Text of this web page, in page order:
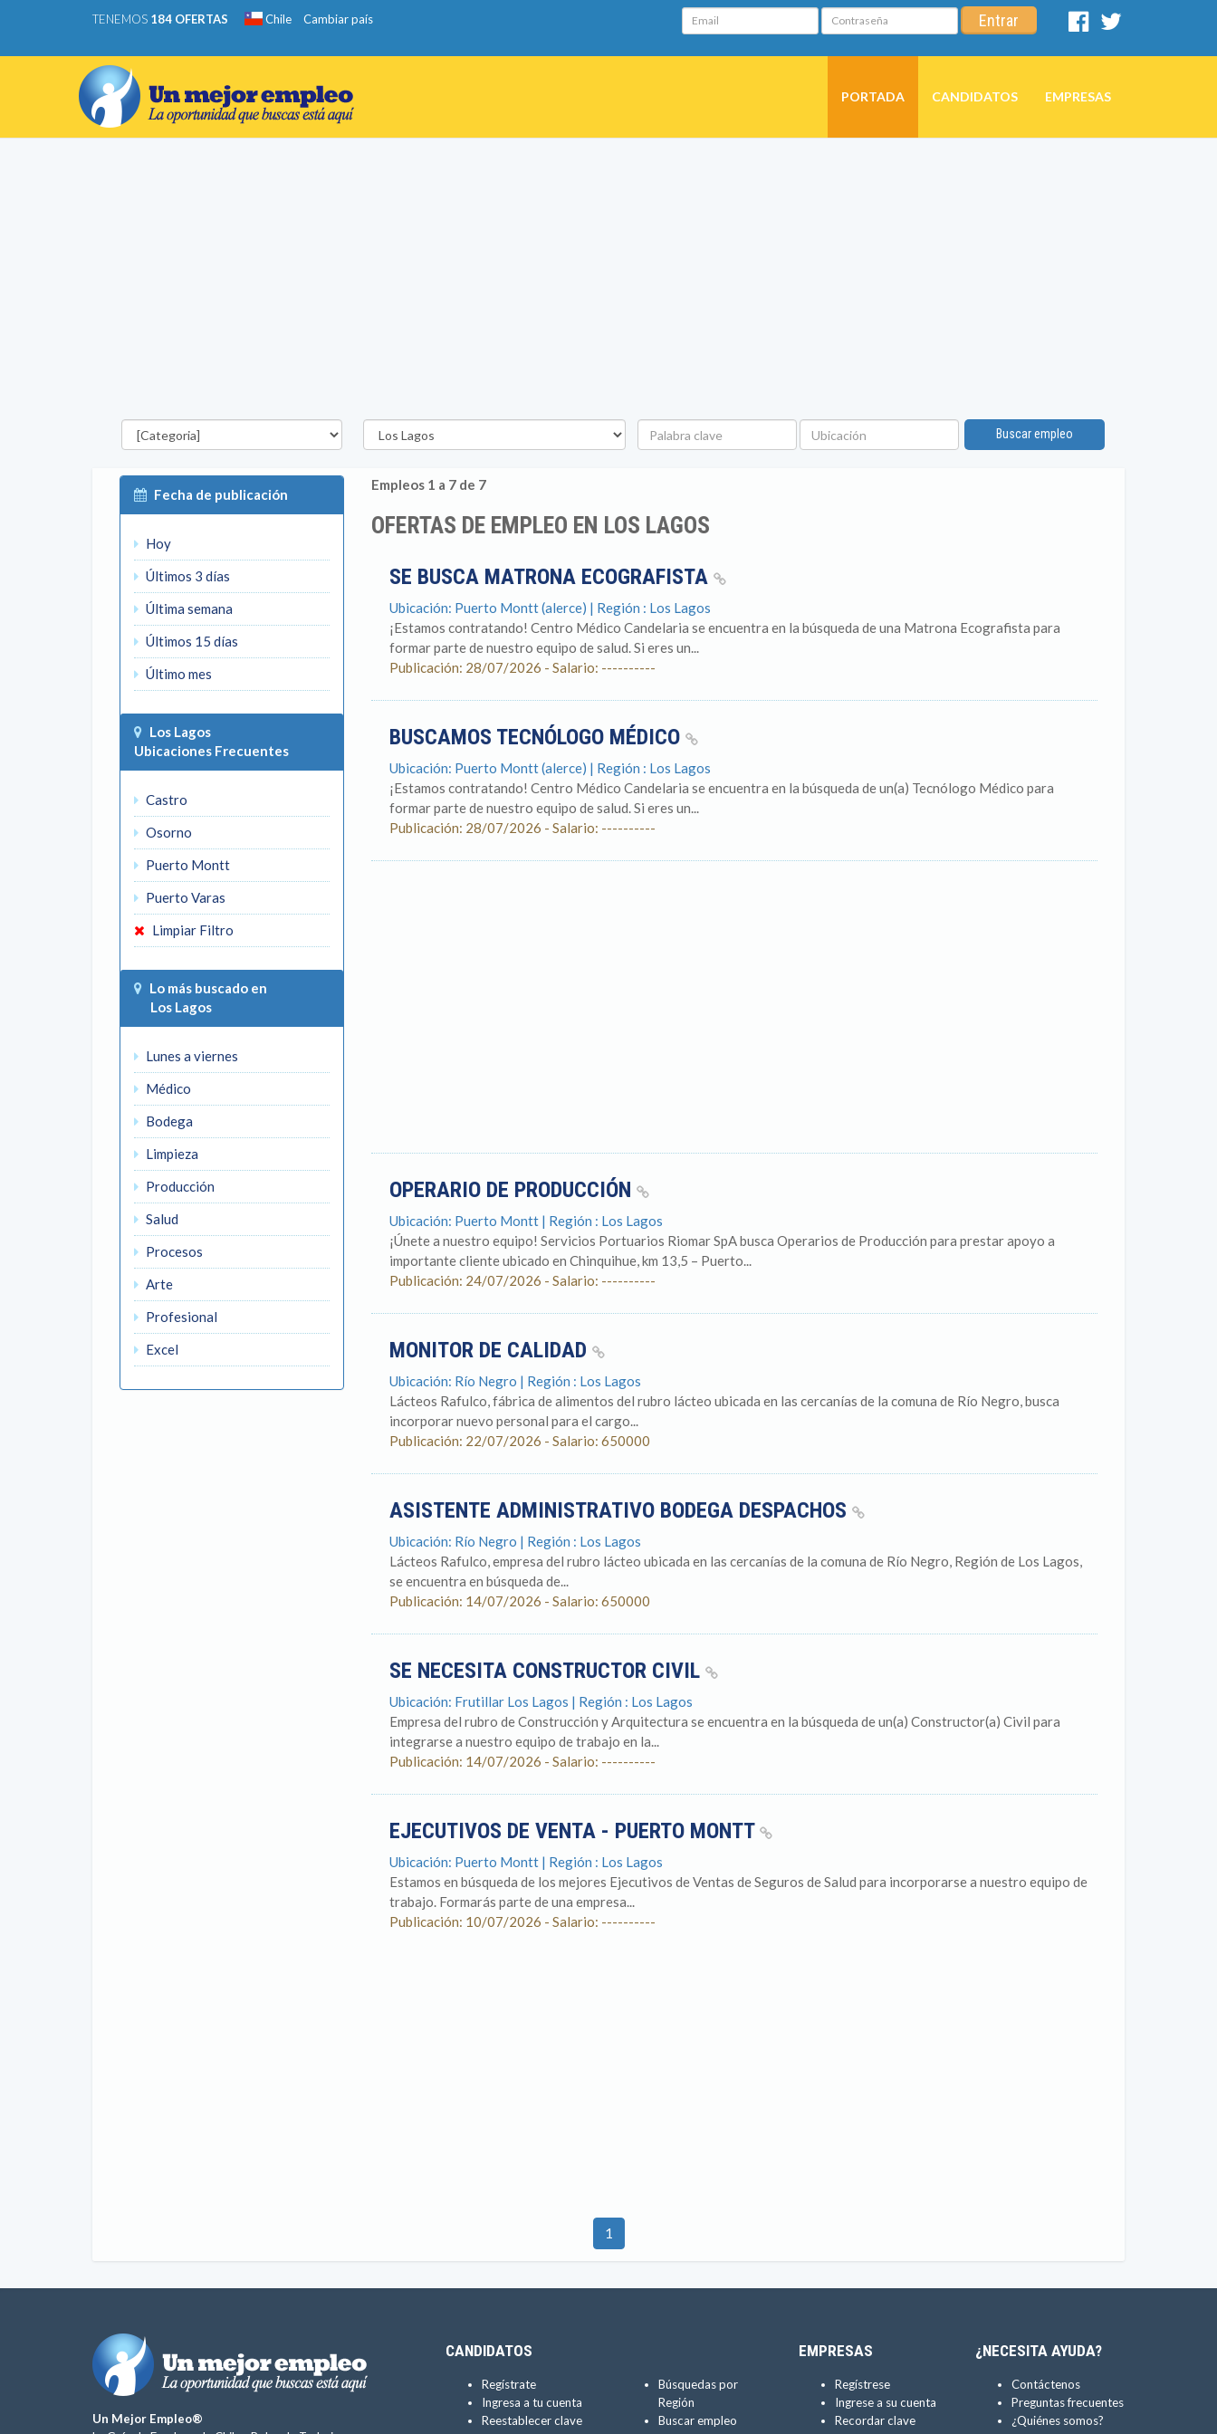
TENEMOS 184 OFERTAS Chile Cambiar país Email Contraseña Entrar
Facebook
PORTADA CANDIDATOS EMPRESAS
Categorías Región
Palabra
clave
Ubicación
Buscar empleo
Fecha de publicación
Hoy
Últimos 3 días
Última semana
Últimos 15 días
Último mes
Los Lagos
Ubicaciones Frecuentes
Castro
Osorno
Puerto Montt
Puerto Varas
Limpiar Filtro
Lo más buscado en
Los Lagos
Lunes a viernes
Médico
Bodega
Limpieza
Producción
Salud
Procesos
Arte
Profesional
Excel
Empleos 1 a 7 de 7
OFERTAS DE EMPLEO EN LOS LAGOS
SE BUSCA MATRONA ECOGRAFISTA
Ubicación: Puerto Montt (alerce) | Región : Los Lagos
¡Estamos contratando! Centro Médico Candelaria se encuentra en la búsqueda de una Matrona Ecografista para
formar parte de nuestro equipo de salud. Si eres un...
Publicación: 28/07/2026 - Salario: ----------
BUSCAMOS TECNÓLOGO MÉDICO
Ubicación: Puerto Montt (alerce) | Región : Los Lagos
¡Estamos contratando! Centro Médico Candelaria se encuentra en la búsqueda de un(a) Tecnólogo Médico para
formar parte de nuestro equipo de salud. Si eres un...
Publicación: 28/07/2026 - Salario: ----------
OPERARIO DE PRODUCCIÓN
Ubicación: Puerto Montt | Región : Los Lagos
¡Únete a nuestro equipo! Servicios Portuarios Riomar SpA busca Operarios de Producción para prestar apoyo a
importante cliente ubicado en Chinquihue, km 13,5 – Puerto...
Publicación: 24/07/2026 - Salario: ----------
MONITOR DE CALIDAD
Ubicación: Río Negro | Región : Los Lagos
Lácteos Rafulco, fábrica de alimentos del rubro lácteo ubicada en las cercanías de la comuna de Río Negro, busca
incorporar nuevo personal para el cargo...
Publicación: 22/07/2026 - Salario: 650000
ASISTENTE ADMINISTRATIVO BODEGA DESPACHOS
Ubicación: Río Negro | Región : Los Lagos
Lácteos Rafulco, empresa del rubro lácteo ubicada en las cercanías de la comuna de Río Negro, Región de Los Lagos,
se encuentra en búsqueda de...
Publicación: 14/07/2026 - Salario: 650000
SE NECESITA CONSTRUCTOR CIVIL
Ubicación: Frutillar Los Lagos | Región : Los Lagos
Empresa del rubro de Construcción y Arquitectura se encuentra en la búsqueda de un(a) Constructor(a) Civil para
integrarse a nuestro equipo de trabajo en la...
Publicación: 14/07/2026 - Salario: ----------
EJECUTIVOS DE VENTA - PUERTO MONTT
Ubicación: Puerto Montt | Región : Los Lagos
Estamos en búsqueda de los mejores Ejecutivos de Ventas de Seguros de Salud para incorporarse a nuestro equipo de
trabajo. Formarás parte de una empresa...
Publicación: 10/07/2026 - Salario: ----------
1
Un Mejor Empleo®
CANDIDATOS
Regístrate
Ingresa a tu cuenta
Reestablecer clave
Búsquedas por
Región
Buscar empleo
EMPRESAS
Regístrese
Ingrese a su cuenta
Recordar clave
¿NECESITA AYUDA?
Contáctenos
Preguntas frecuentes
¿Quiénes somos?